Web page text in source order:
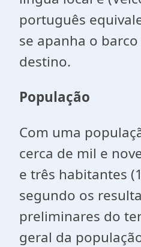
português
se apanha o
destino.
População
Com uma
cerca de mil e
e três habitantes
segundo os
preliminares do
geral da